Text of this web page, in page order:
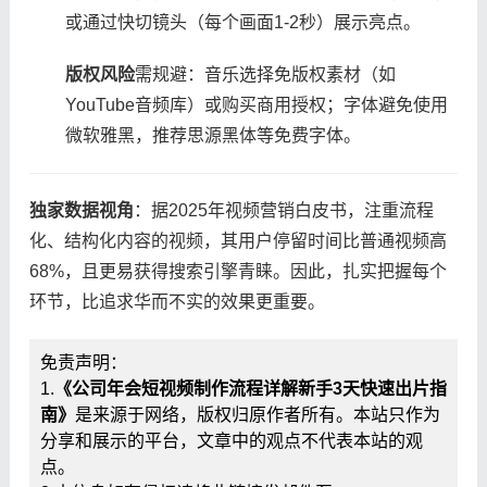
或通过快切镜头（每个画面1-2秒）展示亮点。
​版权风险​​需规避：音乐选择免版权素材（如
YouTube音频库）或购买商用授权；字体避免使用
微软雅黑，推荐思源黑体等免费字体。
​独家数据视角​ ​：据2025年视频营销白皮书，注重流程
化、结构化内容的视频，其用户停留时间比普通视频高
68%，且更易获得搜索引擎青睐。因此，扎实把握每个
环节，比追求华而不实的效果更重要。
免责声明：
1. 《公司年会短视频制作流程详解新手3天快速出片指
南》 是来源于网络，版权归原作者所有。本站只作为
分享和展示的平台，文章中的观点不代表本站的观
点。